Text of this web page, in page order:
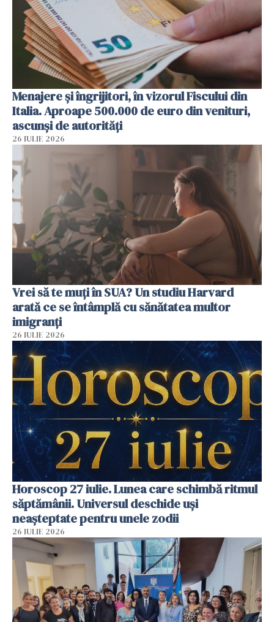
Menajere și îngrijitori, în vizorul Fiscului din
Italia. Aproape 500.000 de euro din venituri,
ascunși de autorități
26 IULIE 2026
Vrei să te muți în SUA? Un studiu Harvard
arată ce se întâmplă cu sănătatea multor
imigranți
26 IULIE 2026
Horoscop 27 iulie. Lunea care schimbă ritmul
săptămânii. Universul deschide uși
neașteptate pentru unele zodii
26 IULIE 2026